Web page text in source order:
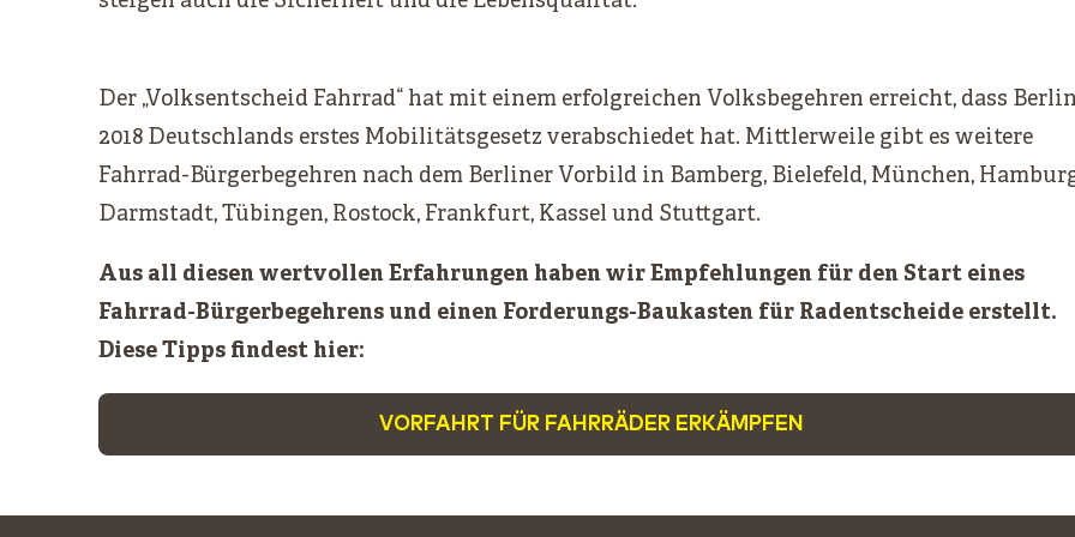
Der „Volksentscheid Fahrrad“ hat mit einem erfolgreichen Volksbegehren erreicht, dass
2018 Deutschlands erstes Mobilitätsgesetz verabschiedet hat. Mittlerweile gibt es weitere
Fahrrad-Bürgerbegehren nach dem Berliner Vorbild in Bamberg, Bielefeld, München,
Darmstadt, Tübingen, Rostock, Frankfurt, Kassel und Stuttgart.
Aus all diesen wertvollen Erfahrungen haben wir Empfehlungen für den Start eines
Fahrrad-Bürgerbegehrens und einen Forderungs-Baukasten für Radentscheide erstellt.
Diese Tipps findest hier:
VORFAHRT FÜR FAHRRÄDER ERKÄMPFEN